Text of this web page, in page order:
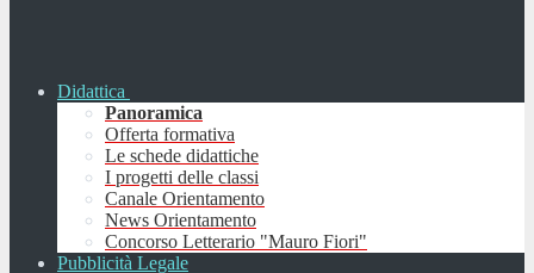
Didattica
Panoramica
Offerta formativa
Le schede didattiche
I progetti delle classi
Canale Orientamento
News Orientamento
Concorso Letterario "Mauro Fiori"
Pubblicità Legale